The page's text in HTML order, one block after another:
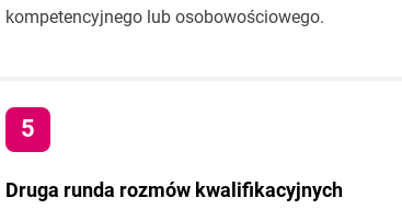
kompetencyjnego lub osobowościowego.
Druga runda rozmów kwalifikacyjnych